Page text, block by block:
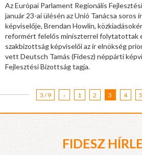
Az Európai Parlament Regionális
január 23-ai ülésén az Unió Tanácsa soros
képviselője, Brendan Howlin,
reformért felelős miniszterrel folytatottak
szakbizottság képviselői az ír elnökség
vett Deutsch Tamás (Fidesz) néppárti
Fejlesztési Bizottság tagja.
3 / 9 ‹ 1 2 3 4 5
FIDESZ